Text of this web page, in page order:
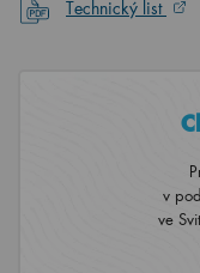
Technický list
v
ve